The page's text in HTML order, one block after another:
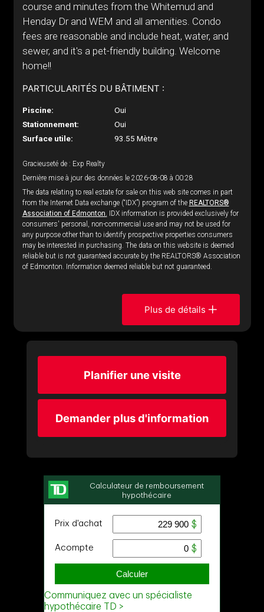
course and minutes from the Whitemud and
Henday Dr and WEM and all amenities. Condo
fees are reasonable and include heat, water, and
sewer, and it's a pet-friendly building. Welcome
home!!
PARTICULARITÉS DU BÂTIMENT :
Piscine:
Oui
Stationnement:
Oui
Surface utile:
93.55 Mètre
Gracieuseté de : Exp Realty
Dernière mise à jour des données le 2026-08-08 à 00:28
The data relating to real estate for sale on this web site comes in part
from the Internet Data exchange (“IDX”) program of the REALTORS®
Association of Edmonton. IDX information is provided exclusively for
consumers' personal, non-commercial use and may not be used for
any purpose other than to identify prospective properties consumers
may be interested in purchasing. The data on this website is deemed
reliable but is not guaranteed accurate by the REALTORS® Association
of Edmonton. Information deemed reliable but not guaranteed.
Plus de détails
Planifier une visite
Demander plus d'information